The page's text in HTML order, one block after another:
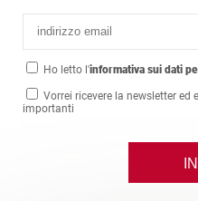
Ho letto l'informativa sui dati
Vorrei ricevere la newsletter ed
importanti